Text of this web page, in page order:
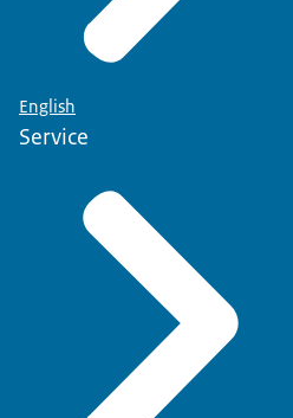
English
Service